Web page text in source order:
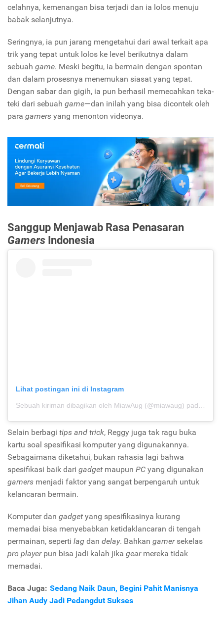
celahnya, kemenangan bisa terjadi dan ia lolos menuju
babak selanjutnya.
Seringnya, ia pun jarang mengetahui dari awal terkait apa
trik yang tepat untuk lolos ke level berikutnya dalam
sebuah game. Meski begitu, ia bermain dengan spontan
dan dalam prosesnya menemukan siasat yang tepat.
Dengan sabar dan gigih, ia pun berhasil memecahkan teka-
teki dari sebuah game—dan inilah yang bisa dicontek oleh
para gamers yang menonton videonya.
Sanggup Menjawab Rasa Penasaran
Gamers Indonesia
Lihat postingan ini di Instagram
Sebuah kiriman dibagikan oleh MiawAug (@miawaug) pada
Selain berbagi tips and trick, Reggy juga tak ragu buka
kartu soal spesifikasi komputer yang digunakannya.
Sebagaimana diketahui, bukan rahasia lagi bahwa
spesifikasi baik dari gadget maupun PC yang digunakan
gamers menjadi faktor yang sangat berpengaruh untuk
kelancaran bermain.
Komputer dan gadget yang spesifikasinya kurang
memadai bisa menyebabkan ketidaklancaran di tengah
permainan, seperti lag dan delay. Bahkan gamersekelas
pro playerpun bisa jadi kalah jika gearmereka tidak
memadai.
Baca Juga: Sedang Naik Daun, Begini Pahit Manisnya
Jihan Audy Jadi Pedangdut Sukses